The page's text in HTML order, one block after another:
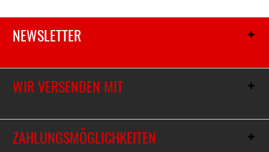
NEWSLETTER
WIR VERSENDEN MIT
ZAHLUNGSMÖGLICHKEITEN